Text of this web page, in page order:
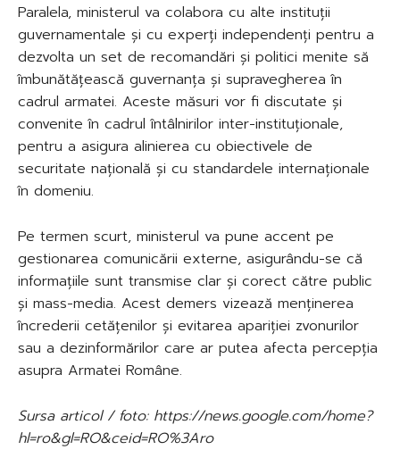
Paralela, ministerul va colabora cu alte instituții
guvernamentale și cu experți independenți pentru a
dezvolta un set de recomandări și politici menite să
îmbunătățească guvernanța și supravegherea în
cadrul armatei. Aceste măsuri vor fi discutate și
convenite în cadrul întâlnirilor inter-instituționale,
pentru a asigura alinierea cu obiectivele de
securitate națională și cu standardele internaționale
în domeniu.
Pe termen scurt, ministerul va pune accent pe
gestionarea comunicării externe, asigurându-se că
informațiile sunt transmise clar și corect către public
și mass-media. Acest demers vizează menținerea
încrederii cetățenilor și evitarea apariției zvonurilor
sau a dezinformărilor care ar putea afecta percepția
asupra Armatei Române.
Sursa articol / foto: https://news.google.com/home?
hl=ro&gl=RO&ceid=RO%3Aro